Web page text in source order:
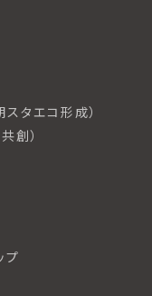
タエコ形成）
創）
プ